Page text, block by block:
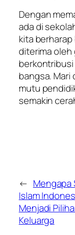
Dengan
ada di
kita
diterima oleh
bangsa.
mutu
semakin
← Mengapa
Islam
Menjadi
Keluarga